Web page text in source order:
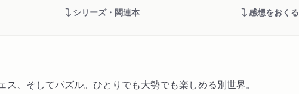
シリーズ・関連本 感想をおくる
ス、そしてパズル。ひとりでも大勢でも楽しめる別世界。